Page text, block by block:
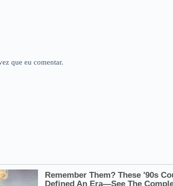
que eu comentar.